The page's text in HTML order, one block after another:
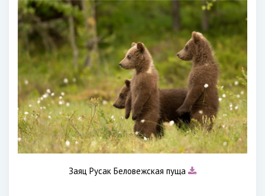
Заяц Русак Беловежская пуща